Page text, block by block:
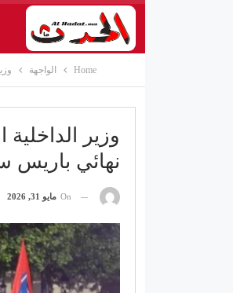
Home الواجهة وزير
نهائي باريس
On مايو 31, 2026